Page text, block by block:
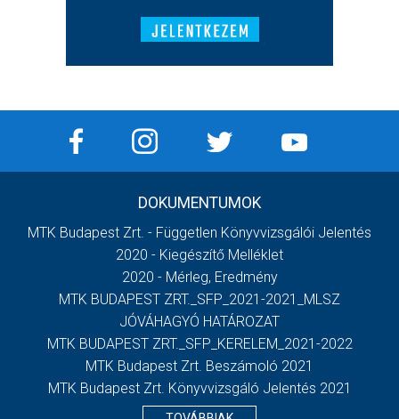
DOKUMENTUMOK
MTK Budapest Zrt. - Független Könyvvizsgálói Jelentés
2020 - Kiegészítő Melléklet
2020 - Mérleg, Eredmény
MTK BUDAPEST ZRT._SFP_2021-2021_MLSZ
JÓVÁHAGYÓ HATÁROZAT
MTK BUDAPEST ZRT._SFP_KERELEM_2021-2022
MTK Budapest Zrt. Beszámoló 2021
MTK Budapest Zrt. Könyvvizsgáló Jelentés 2021